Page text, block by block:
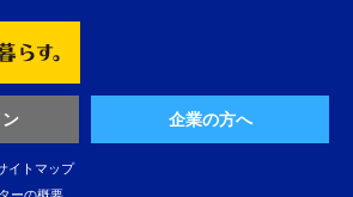
企業の方へ
イトマップ